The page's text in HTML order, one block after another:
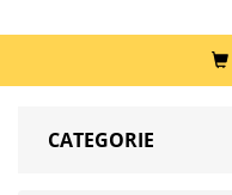
CATEGORIE